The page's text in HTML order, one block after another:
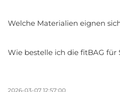
Welche Materialien eignen
Wie bestelle ich die fitBAG für
2026-03-07 12:57:00